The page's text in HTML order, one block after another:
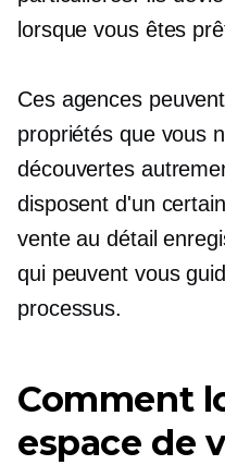
lorsque vous êtes
Ces agences
propriétés que vous
découvertes
disposent d'un
vente au détail
qui peuvent vous
processus.
Comment
espace de